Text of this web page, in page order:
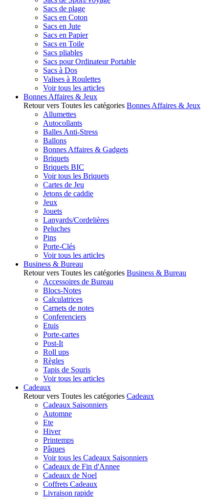
Sacs de plage
Sacs en Coton
Sacs en Jute
Sacs en Papier
Sacs en Toile
Sacs pliables
Sacs pour Ordinateur Portable
Sacs à Dos
Valises à Roulettes
Voir tous les articles
Bonnes Affaires & Jeux
Retour vers Toutes les catégories Bonnes Affaires & Jeux
Allumettes
Autocollants
Balles Anti-Stress
Ballons
Bonnes Affaires & Gadgets
Briquets
Briquets BIC
Voir tous les Briquets
Cartes de Jeu
Jetons de caddie
Jeux
Jouets
Lanyards/Cordelières
Peluches
Pins
Porte-Clés
Voir tous les articles
Business & Bureau
Retour vers Toutes les catégories Business & Bureau
Accessoires de Bureau
Blocs-Notes
Calculatrices
Carnets de notes
Conferenciers
Etuis
Porte-cartes
Post-It
Roll ups
Règles
Tapis de Souris
Voir tous les articles
Cadeaux
Retour vers Toutes les catégories Cadeaux
Cadeaux Saisonniers
Automne
Ete
Hiver
Printemps
Pâques
Voir tous les Cadeaux Saisonniers
Cadeaux de Fin d'Annee
Cadeaux de Noel
Coffrets Cadeaux
Livraison rapide